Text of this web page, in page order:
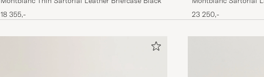
18 355,-
23 250,-